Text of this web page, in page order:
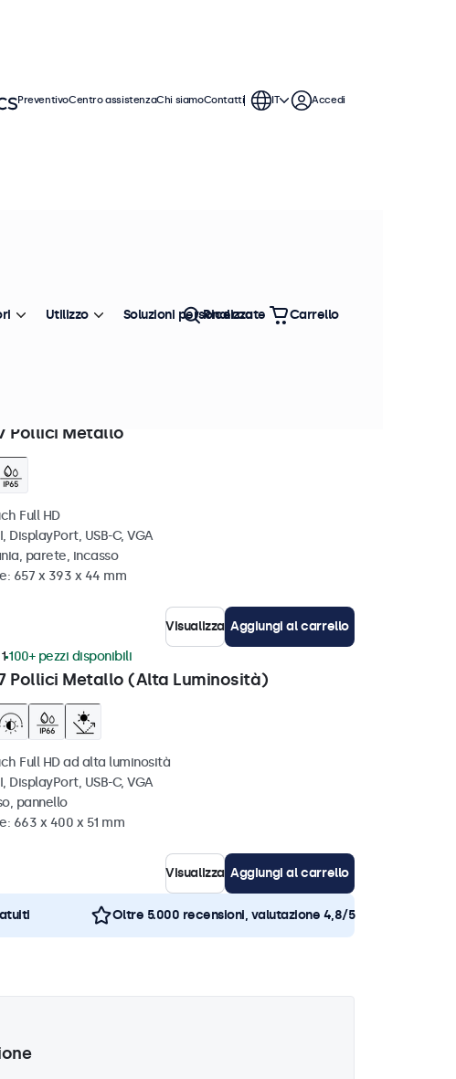
Questi monitor touchscreen da 27
con i sistemi operativi Windows,
Più venduto
Pollici Metallo
Full HD
DisplayPort, USB-C, VGA
parete, incasso
657 x 393 x 44 mm
Visualizza Aggiungi al carrello
Pollici Metallo (Alta Luminosità)
100+ pezzi disponibili
Full HD ad alta luminosità
DisplayPort, USB-C, VGA
pannello
663 x 400 x 51 mm
Visualizza Aggiungi al carrello
Oltre 5.000 recensioni, valutazione 4,8/5
PreventivoCentro assistenzaChi siamoContatti IT Accedi
Utilizzo Soluzioni personalizzate
Ricerca Carrello